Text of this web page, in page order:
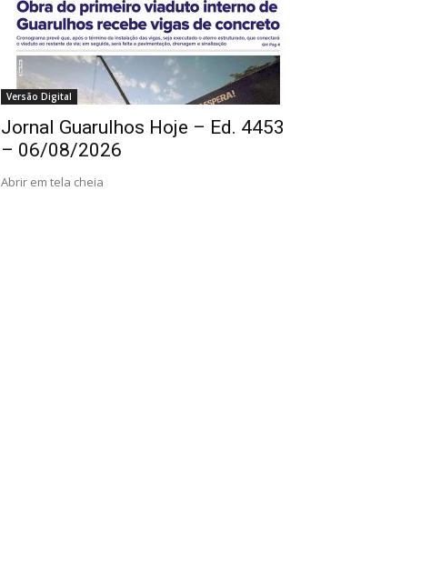
Versão Digital
Jornal Guarulhos Hoje – Ed. 4453
– 06/08/2026
Abrir em tela cheia